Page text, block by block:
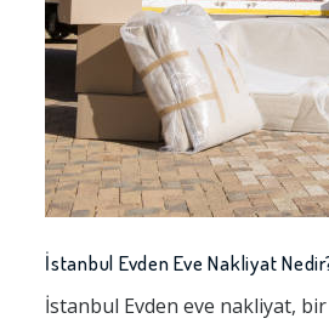
İstanbul Evden Eve Nakliyat
İstanbul Evden eve nakliyat,